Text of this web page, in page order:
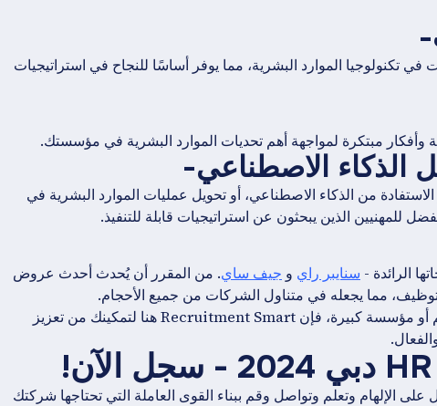
تكنولوجيا الموارد البشرية، مما يوفر أساسًا للنجاح في استراتيجيات
مبتكرة لمواجهة أهم تحديات الموارد البشرية في مؤسستك.
الذكاء الاصطناعي-
من الذكاء الاصطناعي، أو تحويل عمليات الموارد البشرية في
سنايبر راي و جيف ساي. من المقرر أن يُحدث أحدث عروض
سواء كنت شركة ناشئة صغيرة أو شركة متوسطة الحجم أو مؤسسة كبيرة، فإن Recruitment Smart هنا لتمكينك من تعزيز
الإلهام وتعلم وتواصل وقم ببناء القوى العاملة التي تحتاجها شركتك